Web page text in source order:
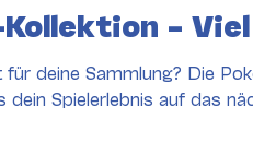
–
deine Sammlung? Die
Spielerlebnis auf das